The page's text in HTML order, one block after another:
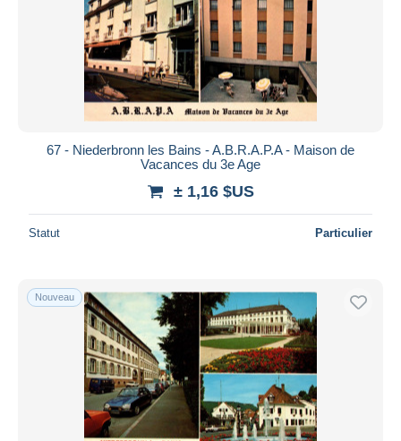
67 - Niederbronn les Bains - A.B.R.A.P.A - Maison de
Vacances du 3e Age
± 1,16 $US
Statut Particulier
Nouveau